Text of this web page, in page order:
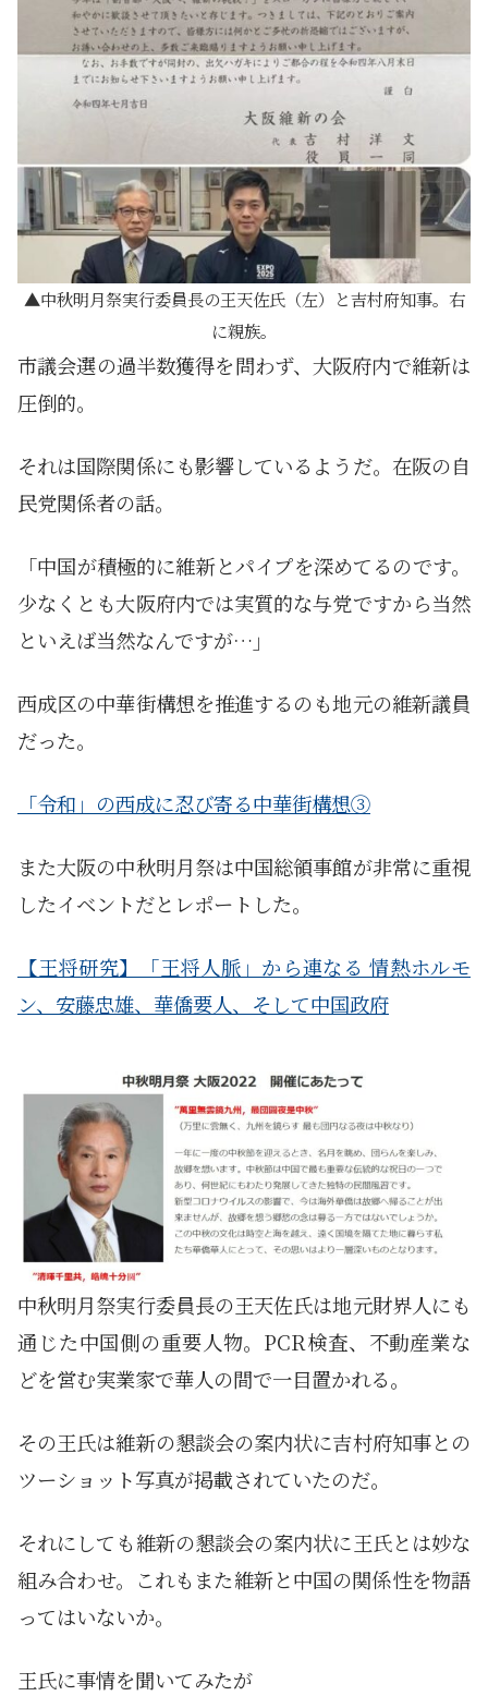
中秋明月祭実行委員長の王天佐氏（左）と吉村府知事。右
に親族。
市議会選の過半数獲得を問わず、大阪府内で維新は
圧倒的。
それは国際関係にも影響しているようだ。在阪の自
民党関係者の話。
「中国が積極的に維新とパイプを深めてるのです。
少なくとも大阪府内では実質的な与党ですから当然
といえば当然なんですが…」
西成区の中華街構想を推進するのも地元の維新議員
だった。
「令和」の西成に忍び寄る中華街構想③
また大阪の中秋明月祭は中国総領事館が非常に重視
したイベントだとレポートした。
【王将研究】「王将人脈」から連なる 情熱ホルモ
ン、安藤忠雄、華僑要人、そして中国政府
中秋明月祭実行委員長の王天佐氏は地元財界人にも
通じた中国側の重要人物。PCR検査、不動産業な
どを営む実業家で華人の間で一目置かれる。
その王氏は維新の懇談会の案内状に吉村府知事との
ツーショット写真が掲載されていたのだ。
それにしても維新の懇談会の案内状に王氏とは妙な
組み合わせ。これもまた維新と中国の関係性を物語
ってはいないか。
王氏に事情を聞いてみたが